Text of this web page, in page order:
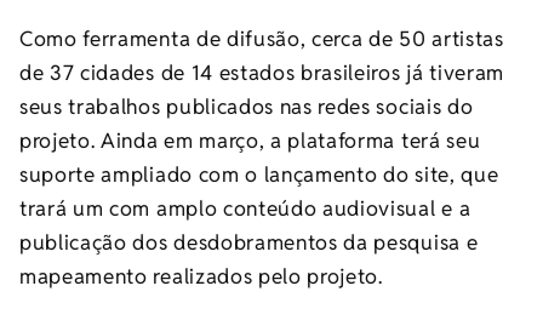
Como ferramenta de difusão, cerca de 50 artistas
de 37 cidades de 14 estados brasileiros já tiveram
seus trabalhos publicados nas redes sociais do
projeto. Ainda em março, a plataforma terá seu
suporte ampliado com o lançamento do site, que
trará um com amplo conteúdo audiovisual e a
publicação dos desdobramentos da pesquisa e
mapeamento realizados pelo projeto.